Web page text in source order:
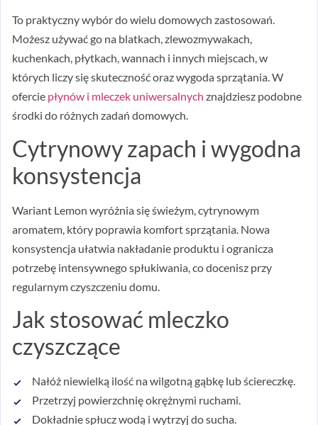
To praktyczny wybór do wielu domowych zastosowań.
Możesz używać go na blatkach, zlewozmywakach,
kuchenkach, płytkach, wannach i innych miejscach, w
których liczy się skuteczność oraz wygoda sprzątania. W
ofercie płynów i mleczek uniwersalnych znajdziesz podobne
środki do różnych zadań domowych.
Cytrynowy zapach i wygodna
konsystencja
Wariant Lemon wyróżnia się świeżym, cytrynowym
aromatem, który poprawia komfort sprzątania. Nowa
konsystencja ułatwia nakładanie produktu i ogranicza
potrzebę intensywnego spłukiwania, co docenisz przy
regularnym czyszczeniu domu.
Jak stosować mleczko
czyszczące
Nałóż niewielką ilość na wilgotną gąbkę lub ściereczkę.
Przetrzyj powierzchnię okrężnymi ruchami.
Dokładnie spłucz wodą i wytrzyj do sucha.